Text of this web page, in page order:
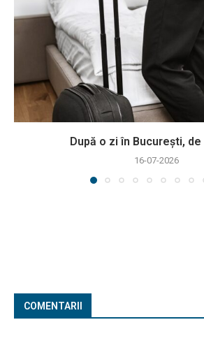
După o zi în București,
16-07-2026
COMENTARII